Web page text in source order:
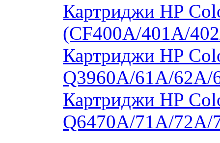
Картриджи HP
(CF400A/401A/
Картриджи HP
Q3960A/61A/
Картриджи HP
Q6470A/71A/